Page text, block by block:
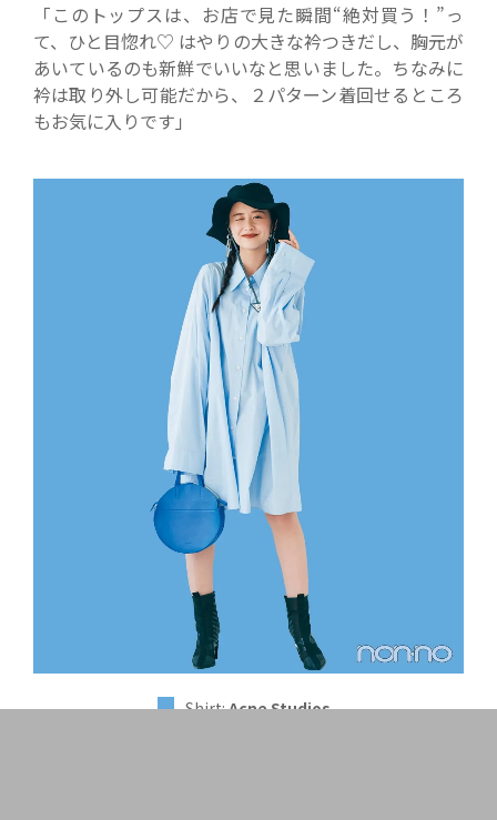
「このトップスは、お店で見た瞬間“絶対買う！”っ
て、ひと目惚れ♡ はやりの大きな衿つきだし、胸元が
あいているのも新鮮でいいなと思いました。ちなみに
衿は取り外し可能だから、２パターン着回せるところ
もお気に入りです」
Shirt:Acne Studios